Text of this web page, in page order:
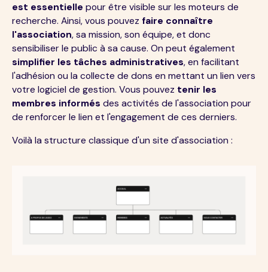
est essentielle pour être visible sur les moteurs de
recherche. Ainsi, vous pouvez faire connaître
l'association, sa mission, son équipe, et donc
sensibiliser le public à sa cause. On peut également
simplifier les tâches administratives, en facilitant
l'adhésion ou la collecte de dons en mettant un lien vers
votre logiciel de gestion. Vous pouvez tenir les
membres informés des activités de l'association pour
de renforcer le lien et l'engagement de ces derniers.
Voilà la structure classique d'un site d'association :